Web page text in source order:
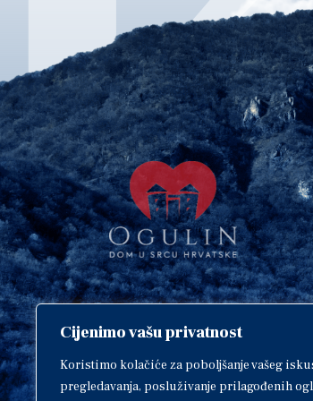
Cijenimo vašu privatnost
Koristimo kolačiće za poboljšanje vašeg
pregledavanja, posluživanje prilagođenih
Copyright © 2018. Grad Ogulin,
sva prava pridržana.